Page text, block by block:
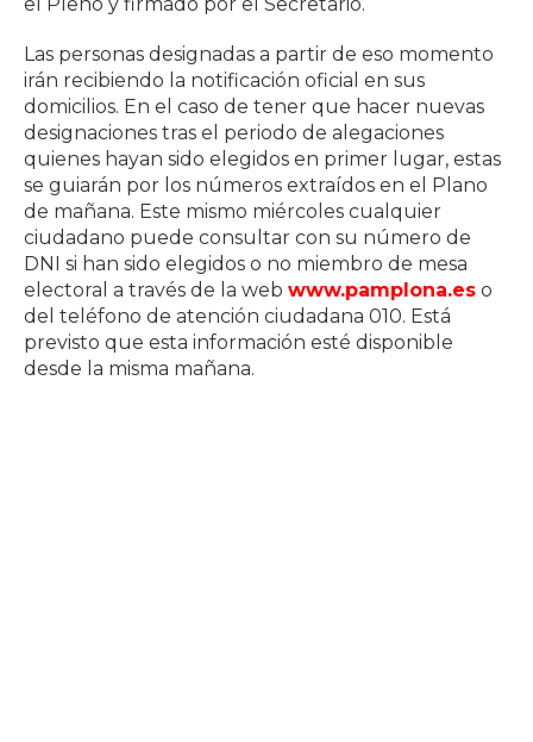
el Pleno y firmado por el Secretario.
Las personas designadas a partir de eso momento
irán recibiendo la notificación oficial en sus
domicilios. En el caso de tener que hacer nuevas
designaciones tras el periodo de alegaciones
quienes hayan sido elegidos en primer lugar, estas
se guiarán por los números extraídos en el Plano
de mañana. Este mismo miércoles cualquier
ciudadano puede consultar con su número de
DNI si han sido elegidos o no miembro de mesa
electoral a través de la web www.pamplona.es o
del teléfono de atención ciudadana 010. Está
previsto que esta información esté disponible
desde la misma mañana.